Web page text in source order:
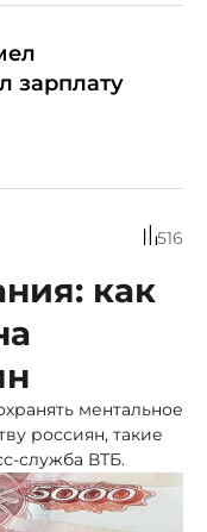
зарплату
516
как
ментальное
россиян, такие
служба ВТБ.